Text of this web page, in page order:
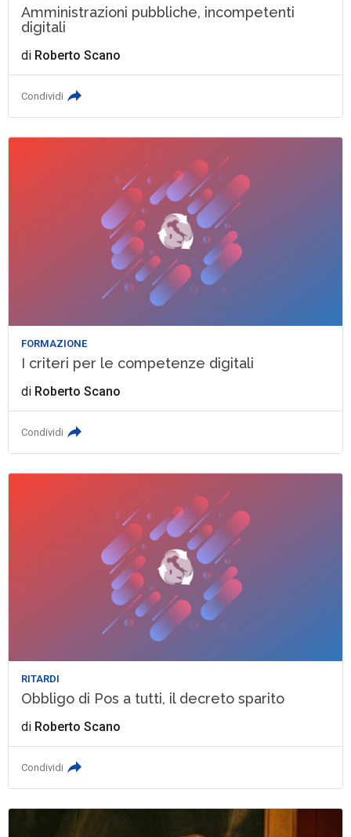
Amministrazioni pubbliche, incompetenti
digitali
di Roberto Scano
Condividi
FORMAZIONE
I criteri per le competenze digitali
di Roberto Scano
Condividi
RITARDI
Obbligo di Pos a tutti, il decreto sparito
di Roberto Scano
Condividi